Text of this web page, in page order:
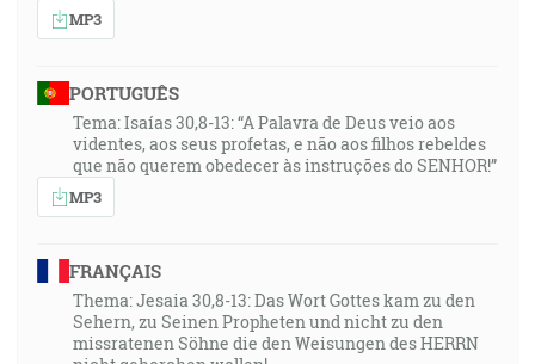
MP3
PORTUGUÊS
Tema: Isaías 30,8-13: “A Palavra de Deus veio aos
videntes, aos seus profetas, e não aos filhos rebeldes
que não querem obedecer às instruções do SENHOR!”
MP3
FRANÇAIS
Thema: Jesaia 30,8-13: Das Wort Gottes kam zu den
Sehern, zu Seinen Propheten und nicht zu den
missratenen Söhne die den Weisungen des HERRN